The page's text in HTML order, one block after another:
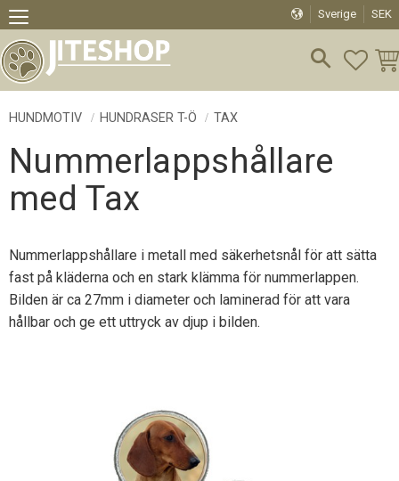
Meny
Sverige SEK
HUNDMOTIV HUNDRASER T-Ö TAX
Nummerlappshållare
med Tax
Nummerlappshållare i metall med säkerhetsnål för att sätta
fast på kläderna och en stark klämma för nummerlappen.
Bilden är ca 27mm i diameter och laminerad för att vara
hållbar och ge ett uttryck av djup i bilden.